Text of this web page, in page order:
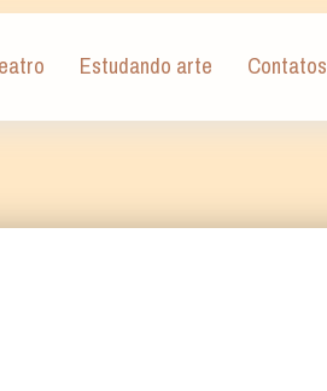
Estudando arte Contatos